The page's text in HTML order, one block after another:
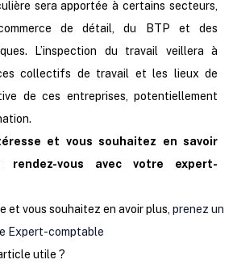
sera apportée à certains secteurs,
de détail, du BTP et des
L’inspection du travail veillera à
collectifs de travail et les lieux de
de ces entreprises, potentiellement
et vous souhaitez en savoir
rendez-vous avec votre expert-
et vous souhaitez en avoir plus, prenez un
Expert-comptable
utile ?